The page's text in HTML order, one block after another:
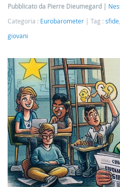
Pubblicato da Pierre Dieumegard
Categoria : Eurobarometer Tag : sfide,
giovani